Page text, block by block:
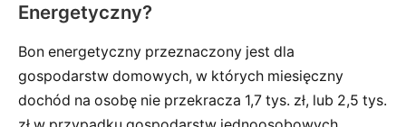
Energetyczny?
Bon energetyczny przeznaczony jest dla
gospodarstw domowych, w których miesięczny
dochód na osobę nie przekracza 1,7 tys. zł, lub 2,5 tys.